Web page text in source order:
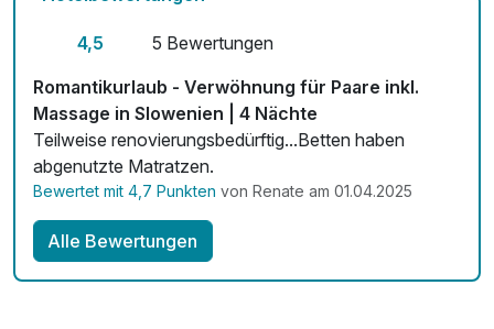
Zimmerservice verfügbar
Mit Hotelbar
4,5
5 Bewertungen
Romantikurlaub - Verwöhnung für Paare inkl.
Massage in Slowenien | 4 Nächte
Teilweise renovierungsbedürftig...Betten haben
abgenutzte Matratzen.
Bewertet mit 4,7 Punkten von Renate am 01.04.2025
Alle Bewertungen